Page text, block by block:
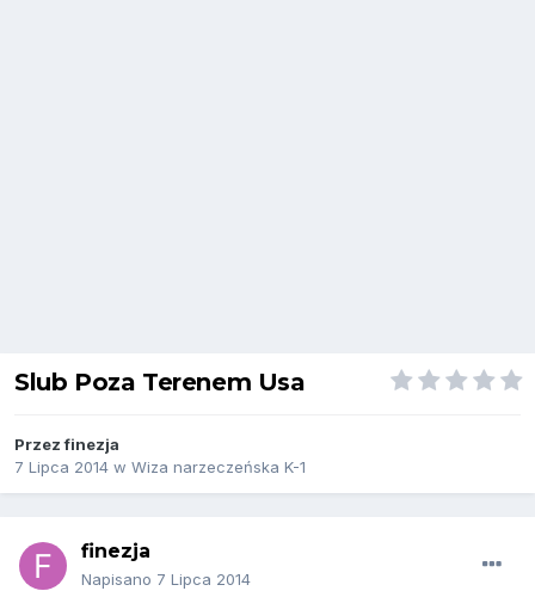
Slub Poza Terenem Usa
Przezfinezja
7 Lipca 2014 w Wiza narzeczeńska K-1
finezja
Napisano 7 Lipca 2014